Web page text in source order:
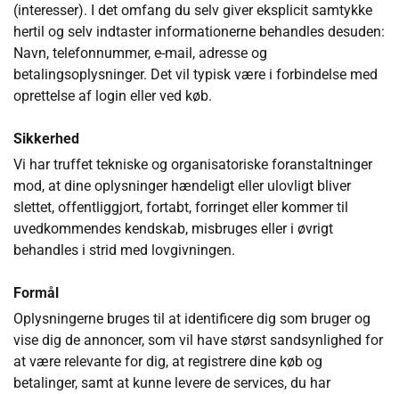
(interesser). I det omfang du selv giver eksplicit samtykke
hertil og selv indtaster informationerne behandles desuden:
Navn, telefonnummer, e-mail, adresse og
betalingsoplysninger. Det vil typisk være i forbindelse med
oprettelse af login eller ved køb.
Sikkerhed
Vi har truffet tekniske og organisatoriske foranstaltninger
mod, at dine oplysninger hændeligt eller ulovligt bliver
slettet, offentliggjort, fortabt, forringet eller kommer til
uvedkommendes kendskab, misbruges eller i øvrigt
behandles i strid med lovgivningen.
Formål
Oplysningerne bruges til at identificere dig som bruger og
vise dig de annoncer, som vil have størst sandsynlighed for
at være relevante for dig, at registrere dine køb og
betalinger, samt at kunne levere de services, du har